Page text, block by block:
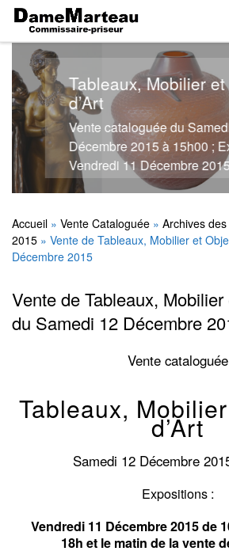
Skip to content
Tableaux, Mobilier
d’Art
Vente cataloguée du
Décembre 2015 à 15h00 ;
Vendredi 11 Décembre
12h - 14h à 18h et le matin
Marteau
Accueil » Vente Cataloguée » Archives
2015 » Vente de Tableaux, Mobilier et
Décembre 2015
Vente de Tableaux, Mobilier
du Samedi 12 Décembre
Vente cataloguée
Tableaux,
d’Art
Samedi 12 Décembre
Expositions :
Vendredi 11 Décembre 2015 de
18h et le matin de la vente